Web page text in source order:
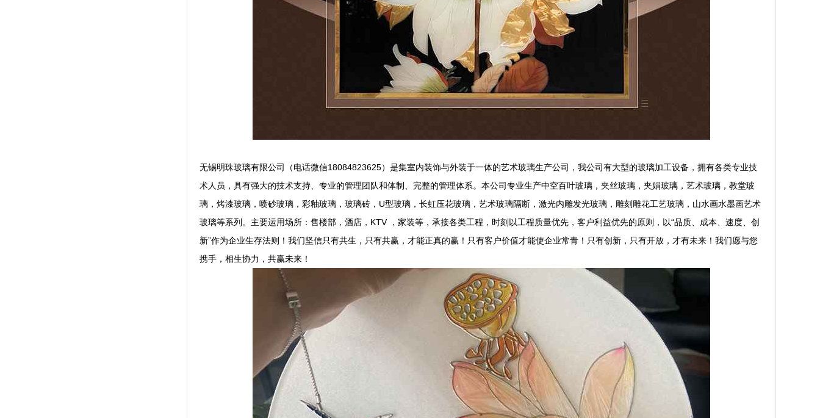
无锡明珠玻璃有限公司（电话微信18084823625）是集室内装饰与外装于一体的艺术玻璃生产公司，我公司有大型的玻璃加工设备，拥有各类专业技
术人员，具有强大的技术支持、专业的管理团队和体制、完整的管理体系。本公司专业生产中空百叶玻璃，夹丝玻璃，夹娟玻璃，艺术玻璃，教堂玻
璃，烤漆玻璃，喷砂玻璃，彩釉玻璃，玻璃砖，U型玻璃，长虹压花玻璃，艺术玻璃隔断，激光内雕发光玻璃，雕刻雕花工艺玻璃，山水画水墨画艺术
玻璃等系列。主要运用场所：售楼部，酒店，KTV ，家装等，承接各类工程，时刻以工程质量优先，客户利益优先的原则，以“品质、成本、速度、创
新”作为企业生存法则！我们坚信只有共生，只有共赢，才能正真的赢！只有客户价值才能使企业常青！只有创新，只有开放，才有未来！我们愿与您
携手，相生协力，共赢未来！